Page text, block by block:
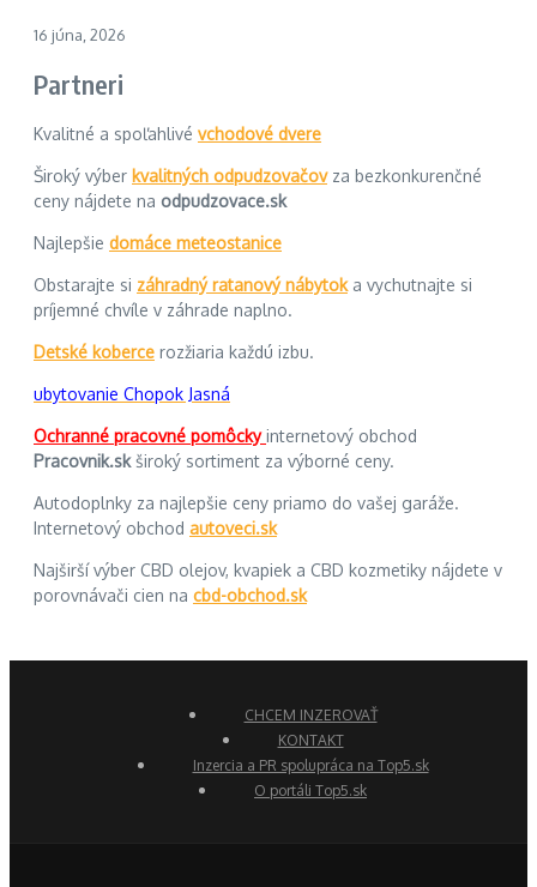
16 júna, 2026
Partneri
Kvalitné a spoľahlivé vchodové dvere
Široký výber kvalitných odpudzovačovza bezkonkurenčné
ceny nájdete na odpudzovace.sk
Najlepšie domáce meteostanice
Obstarajte si záhradný ratanový nábytoka vychutnajte si
príjemné chvíle v záhrade naplno.
Detské koberce rozžiaria každú izbu.
ubytovanie Chopok Jasná
Ochranné pracovné pomôckyinternetový obchod
Pracovnik.skširoký sortiment za výborné ceny.
Autodoplnky za najlepšie ceny priamo do vašej garáže.
Internetový obchod autoveci.sk
Najširší výber CBD olejov, kvapiek a CBD kozmetiky nájdete v
porovnávači cien na cbd-obchod.sk
CHCEM INZEROVAŤ
KONTAKT
Inzercia a PR spolupráca na Top5.sk
O portáli Top5.sk